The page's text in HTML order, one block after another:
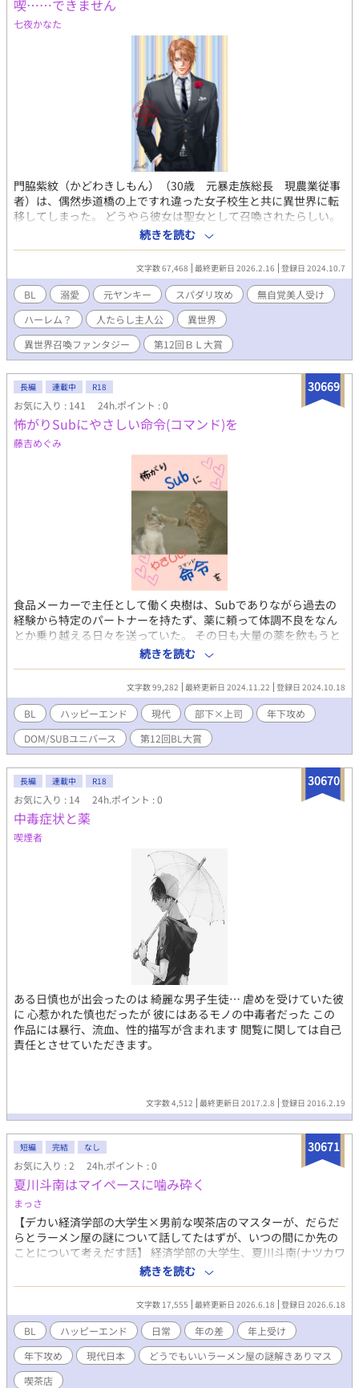
喫……できません
七夜かなた
門脇紫紋（かどわきしもん）（30歳 元暴走族総長 現農業従事
者）は、偶然歩道橋の上ですれ違った女子校生と共に異世界に転
移してしまった。 どうやら彼女は聖女として召喚されたらしい。
そして彼本人のステータスは、聖女を護る聖騎士になっていた。
仕方なく自分の役割を受け入れ、騎士として過ごすことになった
が、最初は彼のことを警戒していた人々も、次第に彼に魅了され
ていく。昔から兄貴肌で、男に好かれていた彼の元には彼を慕う
人々が集まってくる。 しかし、彼の思う好意と、相手の好意は何
だか違うみたいで… イラストは樹 史桜（fumi-O）
（@fumio3661）さんがXで上げていた名もなきスーツメンを贈呈
してもらいました。
続きを読む
文字数 67,468 最終更新日 2026.2.16 登録日 2024.10.7
BL 溺愛 元ヤンキー スパダリ攻め
無自覚美人受け
ハーレム？
人たらし主人公
異世界
異世界召喚ファンタジー
第12回ＢＬ大賞
30669
長編 連載中 R18
お気に入り : 141 24h.ポイント : 0
怖がりSubにやさしい命令(コマンド)を
藤吉めぐみ
食品メーカーで主任として働く央樹は、Subでありながら過去の
経験から特定のパートナーを持たず、薬に頼って体調不良をなん
とか乗り越える日々を送っていた。 その日も大量の薬を飲もうと
していると、部下である暁翔にそれを止められる。薬の種類から
Subであることがバレてしまうが、暁翔は「おれ、Domなんで
す。一時しのぎでもいいですから、おれとプレイしませんか？」
と言い出し……? ハイスペックなのに甘やかし過ぎていつもパー
トナーにフラれてしまうDom部下と、トラウマからパートナーを
持つことに恐怖を感じているSub上司のゆっくり優しいDom/Sub
ユニバースのお話です。
続きを読む
文字数 99,282 最終更新日 2024.11.22 登録日 2024.10.18
BL ハッピーエンド 現代 部下×上司
年下攻め
DOM/SUBユニバース
第12回BL大賞
30670
長編 連載中 R18
お気に入り : 14 24h.ポイント : 0
中毒症状と薬
喫煙者
ある日慎也が出会ったのは 綺麗な男子生徒… 虐めを受けていた彼
に 心惹かれた慎也だったが 彼にはあるモノの中毒者だった この
作品には暴行、流血、性的描写が含まれます 閲覧に関しては自己
責任とさせていただきます。
文字数 4,512 最終更新日 2017.2.8 登録日 2016.2.19
30671
短編 完結 なし
お気に入り : 2 24h.ポイント : 0
夏川斗南はマイペースに噛み砕く
まっさ
【デカい経済学部の大学生×男前な喫茶店のマスターが、だらだ
らとラーメン屋の謎について話してたはずが、いつの間にか先の
ことについて考えだす話】 経済学部の大学生、夏川斗南(ナツカワ
トナミ)はちょっとトロい。 行きつけの喫茶店のマスターのことが
好き──みたいだが、自分でもよく分からなくて首をひねってい
る。 だから今日もラーメン屋の謎を会話のタネに、喫茶店に通
う。 【補足】 小説家になろうとの同時投稿です。 最後まで健全だ
けど概念的に!!おじさん受け!!/三人称小説/仲の良いマスターと常
連の会話劇がメイン/なのでイチャイチャらぶらぶとかはない/で
きるだけ注意書きのいらない一般的でマイルドなBLを作者が試み
た結果
続きを読む
文字数 17,555 最終更新日 2026.6.18 登録日 2026.6.18
BL ハッピーエンド 日常 年の差
年上受け
年下攻め
現代日本
どうでもいいラーメン屋の謎解きありマス
喫茶店